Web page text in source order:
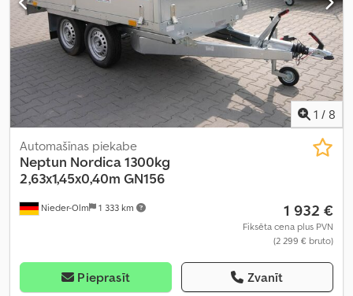
1 / 8
Nieder-Olm 1 333 km
Automašīnas piekabe
Neptun Nordica 1300kg
2,63x1,45x0,40m GN156
1 932 €
Fiksēta cena plus PVN
(2 299 € bruto)
Pieprasīt Zvanīt